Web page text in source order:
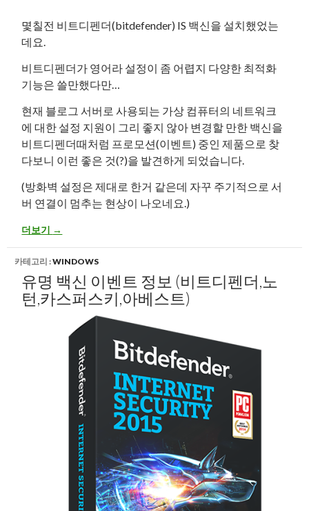
몇칠전 비트디펜더(bitdefender) IS 백신을 설치했었는
데요.
비트디펜더가 영어라 설정이 좀 어렵지 다양한 최적화
기능은 쓸만했다만…
현재 블로그 서버로 사용되는 가상 컴퓨터의 네트워크
에 대한 설정 지원이 그리 좋지 않아 변경할 만한 백신을
비트디펜더때처럼 프로모션(이벤트) 중인 제품으로 찾
다보니 이런 좋은 것(?)을 발견하게 되었습니다.
(방화벽 설정은 제대로 한거 같은데 자꾸 주기적으로 서
버 연결이 멈추는 현상이 나오네요.)
AVG Internet Security 2015 백신 4년 무료 라이센스 정보
더보기 →
카테고리 :WINDOWS
유명 백신 이벤트 정보 (비트디펜더,노
턴,카스퍼스키,아베스트)